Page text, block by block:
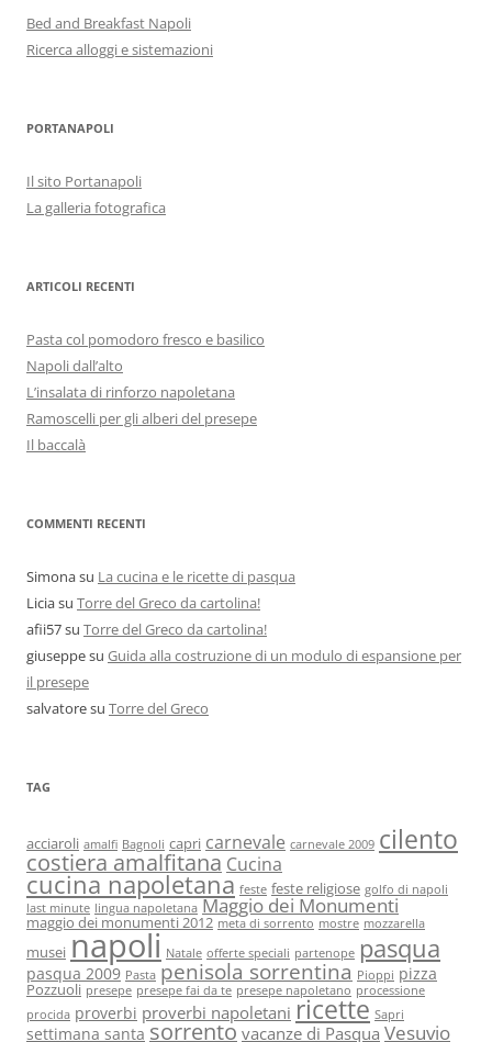
Bed and Breakfast Napoli
Ricerca alloggi e sistemazioni
PORTANAPOLI
Il sito Portanapoli
La galleria fotografica
ARTICOLI RECENTI
Pasta col pomodoro fresco e basilico
Napoli dall’alto
L’insalata di rinforzo napoletana
Ramoscelli per gli alberi del presepe
Il baccalà
COMMENTI RECENTI
Simonasu La cucina e le ricette di pasqua
Liciasu Torre del Greco da cartolina!
afii57su Torre del Greco da cartolina!
giuseppesu Guida alla costruzione di un modulo di espansione per
il presepe
salvatoresu Torre del Greco
TAG
acciaroli amalfi Bagnoli capri carnevale carnevale 2009 cilento
costiera amalfitana Cucina
cucina napoletana feste feste religiose golfo di napoli
last minute lingua napoletana Maggio dei Monumenti
maggio dei monumenti 2012 meta di sorrento mostre mozzarella
musei napoli Natale offerte speciali partenope pasqua
pasqua 2009 Pasta penisola sorrentina Pioppi pizza
Pozzuoli presepe presepe fai da te presepe napoletano processione
procida proverbi proverbi napoletani ricette Sapri
settimana santa sorrento vacanze di Pasqua Vesuvio